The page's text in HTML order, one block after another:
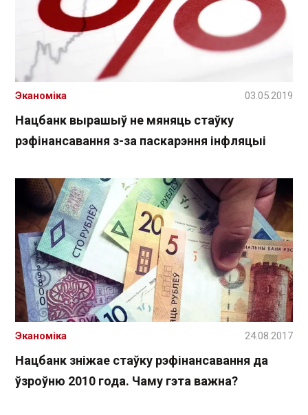
Нацбанк вырашыў не мяняць стаўку
рэфінансавання з-за паскарэння інфляцыі
Эканоміка 03.05.2019
Нацбанк зніжае стаўку рэфінансавання да
ўзроўню 2010 года. Чаму гэта важна?
Эканоміка 24.08.2017